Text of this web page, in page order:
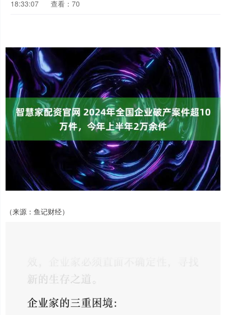
18:33:07
查看：70
（来源：鱼记财经）